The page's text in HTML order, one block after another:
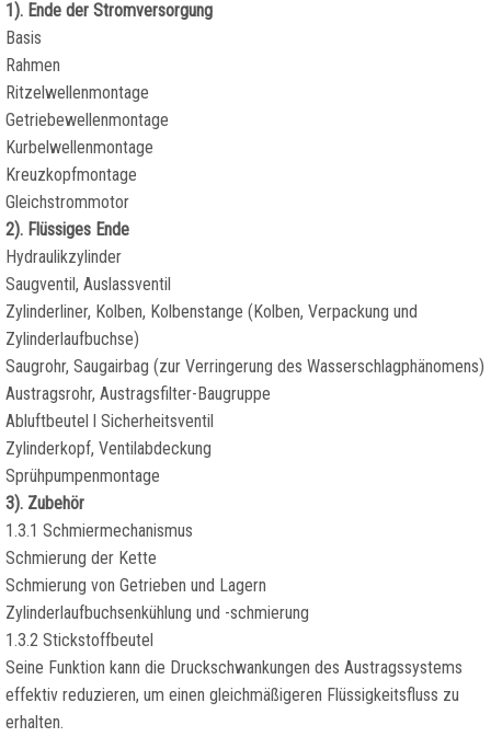
1). Ende der Stromversorgung
Basis
Rahmen
Ritzelwellenmontage
Getriebewellenmontage
Kurbelwellenmontage
Kreuzkopfmontage
Gleichstrommotor
2). Flüssiges Ende
Hydraulikzylinder
Saugventil, Auslassventil
Zylinderliner, Kolben, Kolbenstange (Kolben, Verpackung und
Zylinderlaufbuchse)
Saugrohr, Saugairbag (zur Verringerung des Wasserschlagphänomens)
Austragsrohr, Austragsfilter-Baugruppe
Abluftbeutel l Sicherheitsventil
Zylinderkopf, Ventilabdeckung
Sprühpumpenmontage
3). Zubehör
1.3.1 Schmiermechanismus
Schmierung der Kette
Schmierung von Getrieben und Lagern
Zylinderlaufbuchsenkühlung und -schmierung
1.3.2 Stickstoffbeutel
Seine Funktion kann die Druckschwankungen des Austragssystems
effektiv reduzieren, um einen gleichmäßigeren Flüssigkeitsfluss zu
erhalten.